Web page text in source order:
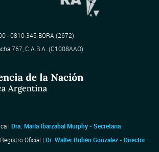
- 0810-345-BORA (2672)
767, C.A.B.A. (C1008AAO)
| Dra. María Ibarzabal Murphy - Secretaria
Oficial | Dr. Walter Rubén Gonzalez - Director